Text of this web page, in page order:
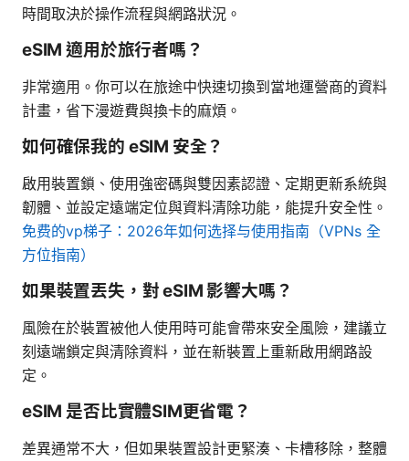
時間取決於操作流程與網路狀況。
eSIM 適用於旅行者嗎？
非常適用。你可以在旅途中快速切換到當地運營商的資料
計畫，省下漫遊費與換卡的麻煩。
如何確保我的 eSIM 安全？
啟用裝置鎖、使用強密碼與雙因素認證、定期更新系統與
韌體、並設定遠端定位與資料清除功能，能提升安全性。
免费的vp梯子：2026年如何选择与使用指南（VPNs 全
方位指南）
如果裝置丟失，對 eSIM 影響大嗎？
風險在於裝置被他人使用時可能會帶來安全風險，建議立
刻遠端鎖定與清除資料，並在新裝置上重新啟用網路設
定。
eSIM 是否比實體SIM更省電？
差異通常不大，但如果裝置設計更緊湊、卡槽移除，整體